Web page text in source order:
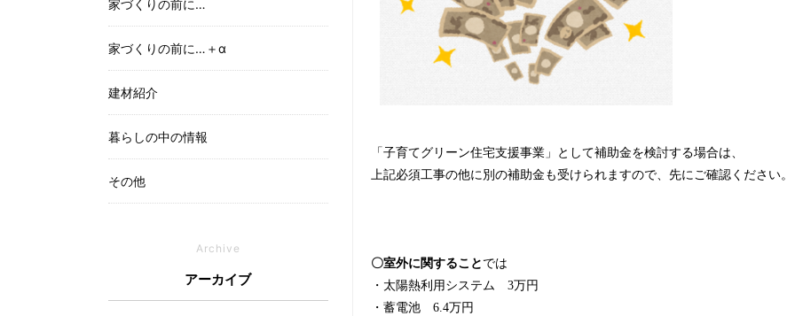
「子育てグリーン住宅支援事業」として補助金を検討する場合は、
上記必須工事の他に別の補助金も受けられますので、先にご確認ください。
〇室外に関すること では
・太陽熱利用システム 3万円
・蓄電池 6.4万円
家づくりの前に…
家づくりの前に…＋α
建材紹介
暮らしの中の情報
その他
Archive
アーカイブ